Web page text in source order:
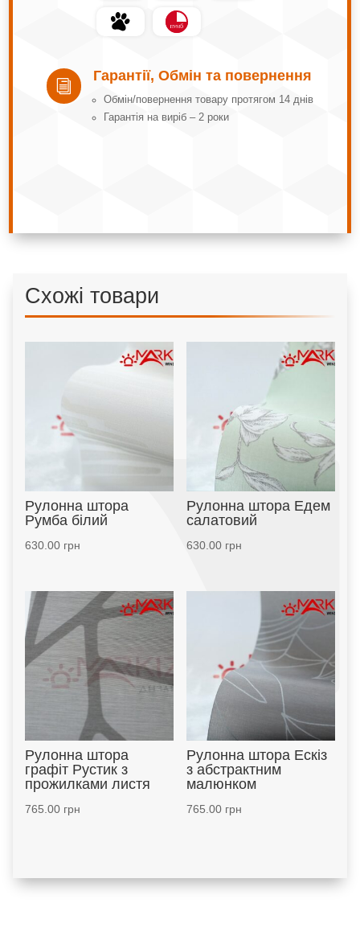
i
Гарантії, Обмін та повернення
Обмін/повернення товару протягом 14 днів
Гарантія на виріб – 2 роки
Схожі товари
Рулонна штора
Румба білий
630.00грн
Рулонна штора Едем
салатовий
630.00грн
Рулонна штора
графіт Рустик з
прожилками листя
765.00грн
Рулонна штора Ескіз
з абстрактним
малюнком
765.00грн